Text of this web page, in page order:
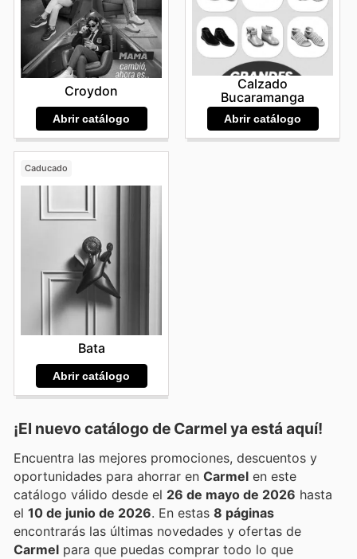
Croydon
Abrir catálogo
Calzado
Bucaramanga
Abrir catálogo
Caducado
Bata
Abrir catálogo
¡El nuevo catálogo de Carmel ya está aquí!
Encuentra las mejores promociones, descuentos y
oportunidades para ahorrar en Carmel en este
catálogo válido desde el 26 de mayo de 2026 hasta
el 10 de junio de 2026 . En estas 8 páginas
encontrarás las últimas novedades y ofertas de
Carmel para que puedas comprar todo lo que